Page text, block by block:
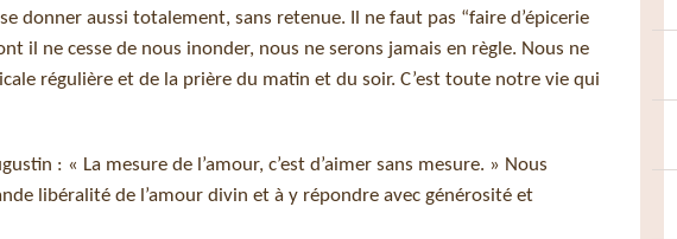
donner aussi totalement, sans retenue. Il ne faut pas “faire d’épicerie
il ne cesse de nous inonder, nous ne serons jamais en règle. Nous ne
régulière et de la prière du matin et du soir. C’est toute notre vie qui
: « La mesure de l’amour, c’est d’aimer sans mesure. » Nous
libéralité de l’amour divin et à y répondre avec générosité et